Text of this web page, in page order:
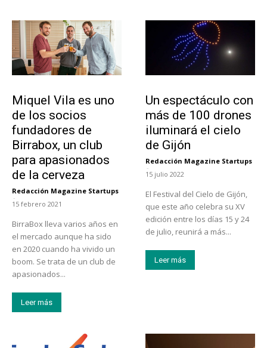
Miquel Vila es uno
de los socios
fundadores de
Birrabox, un club
para apasionados
de la cerveza
Redacción Magazine Startups
-
15 febrero 2021
BirraBox lleva varios años en
el mercado aunque ha sido
en 2020 cuando ha vivido un
boom. Se trata de un club de
apasionados...
Leer más
Un espectáculo con
más de 100 drones
iluminará el cielo
de Gijón
Redacción Magazine Startups
-
15 julio 2022
El Festival del Cielo de Gijón,
que este año celebra su XV
edición entre los días 15 y 24
de julio, reunirá a más...
Leer más